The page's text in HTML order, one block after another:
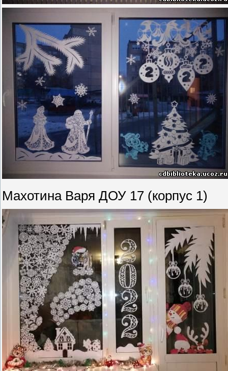
Махотина Варя ДОУ 17 (корпус 1)